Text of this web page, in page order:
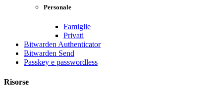
Personale
Famiglie
Privati
Bitwarden Authenticator
Bitwarden Send
Passkey e passwordless
Risorse